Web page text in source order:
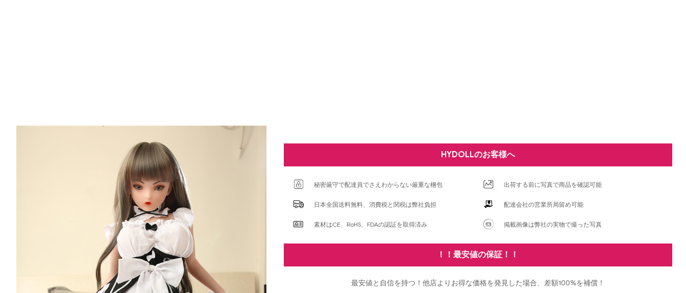
HYDOLLのお客様へ
秘密厳守で配達員でさえわからない厳重な梱包 出荷する前に写真で商品を確認可能
日本全国送料無料、消費税と関税は弊社負担 配達会社の営業所局留め可能
素材はCE、RoHS、FDAの認証を取得済み 掲載画像は弊社の実物で撮った写真
！！最安値の保証！！
最安値と自信を持つ！他店よりお得な価格を発見した場合、差額100%を補償！